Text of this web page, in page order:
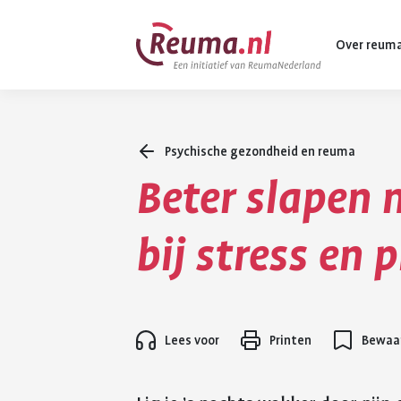
Over
Wat is reuma?
Diagnose
Vormen van
Psychische gezondheid en reuma
Beter slapen
bij stress en
Lees voor Printen